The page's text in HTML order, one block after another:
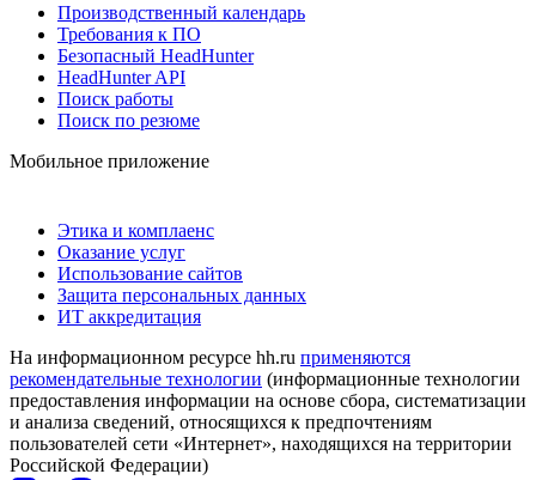
Производственный календарь
Требования к ПО
Безопасный HeadHunter
HeadHunter API
Поиск работы
Поиск по резюме
Мобильное приложение
Этика и комплаенс
Оказание услуг
Использование сайтов
Защита персональных данных
ИТ аккредитация
На информационном ресурсе hh.ru применяются
рекомендательные технологии (информационные технологии
предоставления информации на основе сбора, систематизации
и анализа сведений, относящихся к предпочтениям
пользователей сети «Интернет», находящихся на территории
Российской Федерации)